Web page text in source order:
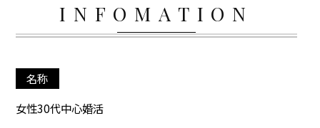
INFOMATION
名称
女性30代中心婚活